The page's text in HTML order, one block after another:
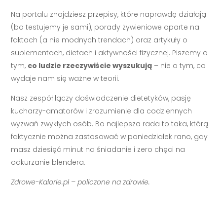
Na portalu znajdziesz przepisy, które naprawdę działają
(bo testujemy je sami), porady żywieniowe oparte na
faktach (a nie modnych trendach) oraz artykuły o
suplementach, dietach i aktywności fizycznej. Piszemy o
tym, co ludzie rzeczywiście wyszukują – nie o tym, co
wydaje nam się ważne w teorii.
Nasz zespół łączy doświadczenie dietetyków, pasję
kucharzy-amatorów i zrozumienie dla codziennych
wyzwań zwykłych osób. Bo najlepsza rada to taka, którą
faktycznie można zastosować w poniedziałek rano, gdy
masz dziesięć minut na śniadanie i zero chęci na
odkurzanie blendera.
Zdrowe-Kalorie.pl – policzone na zdrowie.